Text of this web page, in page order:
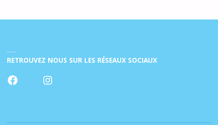
RETROUVEZ NOUS SUR LES RÉSEAUX SOCIAUX
Facebook Instagram